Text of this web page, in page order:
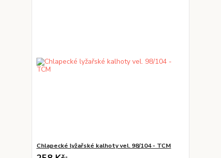
Chlapecké lyžařské kalhoty vel. 98/104 - TCM